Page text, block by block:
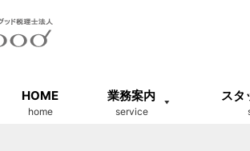
HOME
home
業務案内
service
スタ